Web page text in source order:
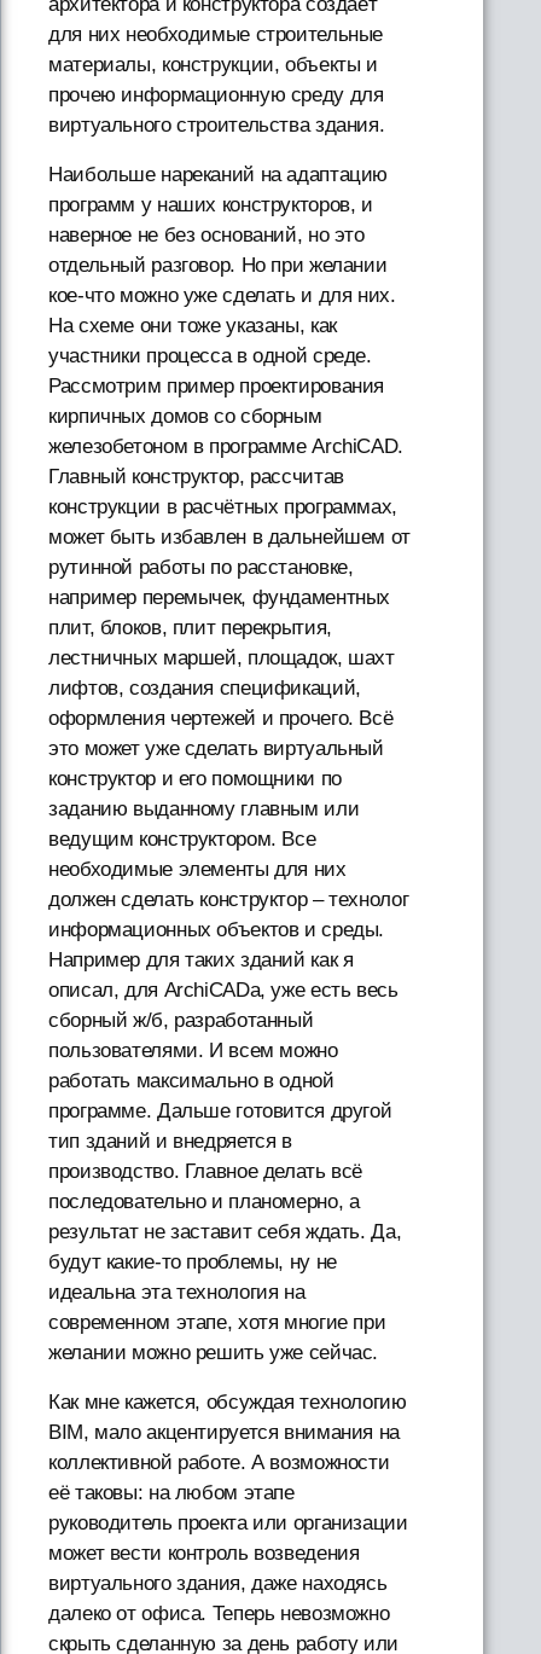
для них необходимые строительные
материалы, конструкции, объекты и
прочею информационную среду для
виртуального строительства здания.
Наибольше нареканий на адаптацию
программ у наших конструкторов, и
наверное не без оснований, но это
отдельный разговор. Но при желании
кое-что можно уже сделать и для них.
На схеме они тоже указаны, как
участники процесса в одной среде.
Рассмотрим пример проектирования
кирпичных домов со сборным
железобетоном в программе АrchiCAD.
Главный конструктор, рассчитав
конструкции в расчётных программах,
может быть избавлен в дальнейшем от
рутинной работы по расстановке,
например перемычек, фундаментных
плит, блоков, плит перекрытия,
лестничных маршей, площадок, шахт
лифтов, создания спецификаций,
оформления чертежей и прочего. Всё
это может уже сделать виртуальный
конструктор и его помощники по
заданию выданному главным или
ведущим конструктором. Все
необходимые элементы для них
должен сделать конструктор – технолог
информационных объектов и среды.
Например для таких зданий как я
описал, для АrchiCADа, уже есть весь
сборный ж/б, разработанный
пользователями. И всем можно
работать максимально в одной
программе. Дальше готовится другой
тип зданий и внедряется в
производство. Главное делать всё
последовательно и планомерно, а
результат не заставит себя ждать. Да,
будут какие-то проблемы, ну не
идеальна эта технология на
современном этапе, хотя многие при
желании можно решить уже сейчас.
Как мне кажется, обсуждая технологию
BIM, мало акцентируется внимания на
коллективной работе. А возможности
её таковы: на любом этапе
руководитель проекта или организации
может вести контроль возведения
виртуального здания, даже находясь
далеко от офиса. Теперь невозможно
скрыть сделанную за день работу или